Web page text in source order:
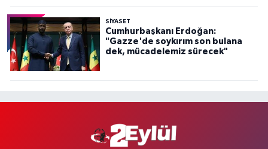
SİYASET
Cumhurbaşkanı Erdoğan:
"Gazze'de soykırım son bulana
dek, mücadelemiz sürecek"